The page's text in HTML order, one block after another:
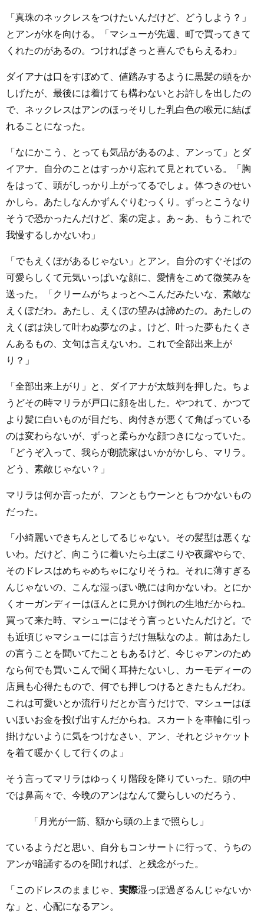
「真珠のネックレスをつけたいんだけど、どうしよう？」
とアンが水を向ける。「マシューが先週、町で買ってきて
くれたのがあるの。つければきっと喜んでもらえるわ」
ダイアナは口をすぼめて、値踏みするように黒髪の頭をか
しげたが、最後には着けても構わないとお許しを出したの
で、ネックレスはアンのほっそりした乳白色の喉元に結ば
れることになった。
「なにかこう、とっても気品があるのよ、アンって」とダ
イアナ。自分のことはすっかり忘れて見とれている。「胸
をはって、頭がしっかり上がってるでしょ。体つきのせい
かしら。あたしなんかずんぐりむっくり。ずっとこうなり
そうで恐かったんだけど、案の定よ。あ～あ、もうこれで
我慢するしかないわ」
「でもえくぼがあるじゃない」とアン。自分のすぐそばの
可愛らしくて元気いっぱいな顔に、愛情をこめて微笑みを
送った。「クリームがちょっとへこんだみたいな、素敵な
えくぼだわ。あたし、えくぼの望みは諦めたの。あたしの
えくぼは決して叶わぬ夢なのよ。けど、叶った夢もたくさ
んあるもの、文句は言えないわ。これで全部出来上が
り？」
「全部出来上がり」と、ダイアナが太鼓判を押した。ちょ
うどその時マリラが戸口に顔を出した。やつれて、かつて
より髪に白いものが目だち、肉付きが悪くて角ばっている
のは変わらないが、ずっと柔らかな顔つきになっていた。
「どうぞ入って、我らが朗読家はいかがかしら、マリラ。
どう、素敵じゃない？」
マリラは何か言ったが、フンともウーンともつかないもの
だった。
「小綺麗いできちんとしてるじゃない。その髪型は悪くな
いわ。だけど、向こうに着いたら土ぼこりや夜露やらで、
そのドレスはめちゃめちゃになりそうね。それに薄すぎる
んじゃないの、こんな湿っぽい晩には向かないわ。とにか
くオーガンディーはほんとに見かけ倒れの生地だからね。
買って来た時、マシューにはそう言っといたんだけど。で
も近頃じゃマシューには言うだけ無駄なのよ。前はあたし
の言うことを聞いてたこともあるけど、今じゃアンのため
なら何でも買いこんで聞く耳持たないし、カーモディーの
店員も心得たもので、何でも押しつけるときたもんだわ。
これは可愛いとか流行りだとか言うだけで、マシューはほ
いほいお金を投げ出すんだからね。スカートを車輪に引っ
掛けないように気をつけなさい、アン、それとジャケット
を着て暖かくして行くのよ」
そう言ってマリラはゆっくり階段を降りていった。頭の中
では鼻高々で、今晩のアンはなんて愛らしいのだろう、
「月光が一筋、額から頭の上まで照らし」
ているようだと思い、自分もコンサートに行って、うちの
アンが暗誦するのを聞ければ、と残念がった。
「このドレスのままじゃ、 実際湿っぽ過ぎるんじゃないか
な」と、心配になるアン。